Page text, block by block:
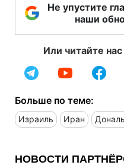
Не упустите
наши
Или читайте
Больше по теме:
Израиль Иран